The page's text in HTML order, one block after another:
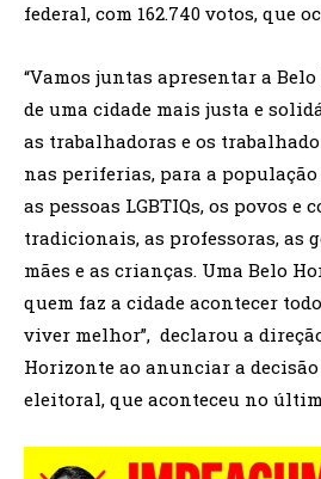
federal, com 162.740 votos, que
“Vamos juntas apresentar a
de uma cidade mais justa e
as trabalhadoras e os
nas periferias, para a
as pessoas LGBTIQs, os povos e
tradicionais, as professoras, as
mães e as crianças. Uma Belo
quem faz a cidade acontecer
viver melhor”, declarou a
Horizonte ao anunciar a decisão
eleitoral, que aconteceu no